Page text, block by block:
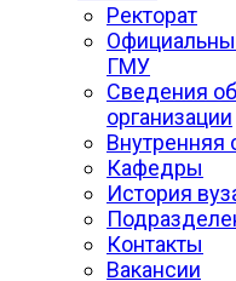
Ректорат
ГМУ
Сведения
организации
Внутренняя
Кафедры
История
Контакты
Вакансии